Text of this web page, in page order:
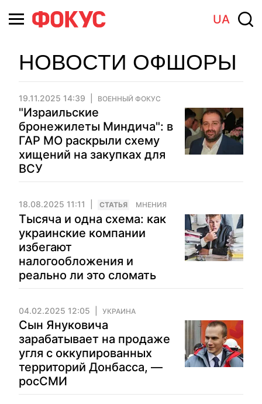
UA
НОВОСТИ ОФШОРЫ
19.11.2025 14:39 ВОЕННЫЙ ФОКУС
"Израильские
бронежилеты Миндича": в
ГАР МО раскрыли схему
хищений на закупках для
ВСУ
18.08.2025 11:11 CТАТЬЯ МНЕНИЯ
Тысяча и одна схема: как
украинские компании
избегают
налогообложения и
реально ли это сломать
04.02.2025 12:05 УКРАИНА
Сын Януковича
зарабатывает на продаже
угля с оккупированных
территорий Донбасса, —
росСМИ